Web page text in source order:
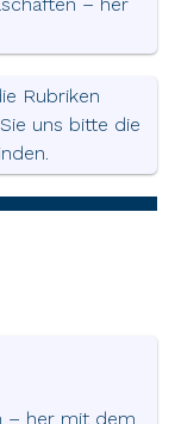
Rubriken
Sie uns bitte die
– her mit dem